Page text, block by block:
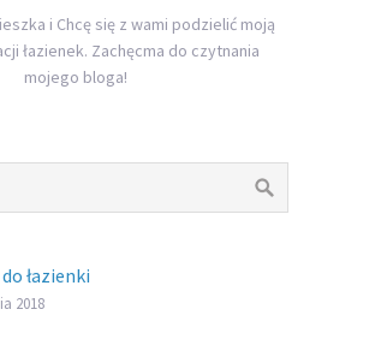
i Chcę się z wami podzielić moją
łazienek. Zachęcma do czytnania
mojego bloga!
łazienki
2018